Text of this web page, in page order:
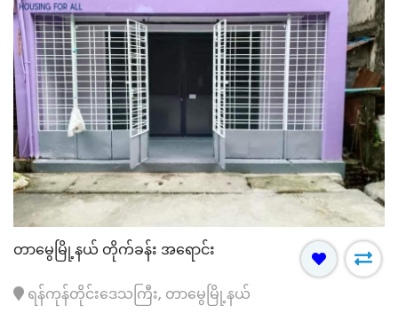
တာမွေမြို့နယ် တိုက်ခန်း အရောင်း
ရန်ကုန်တိုင်းဒေသကြီး, တာမွေမြို့နယ်